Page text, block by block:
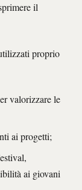
il
proprio
valorizzare le
ai progetti;
ai giovani